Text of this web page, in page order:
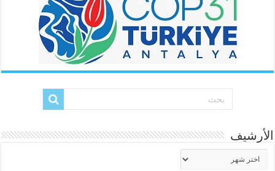
الأرشيف